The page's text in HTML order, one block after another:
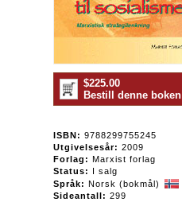
$225.00
Bestill denne boken
ISBN: 9788299755245
Utgivelsesår: 2009
Forlag: Marxist forlag
Status: I salg
Språk: Norsk (bokmål)
Sideantall: 299